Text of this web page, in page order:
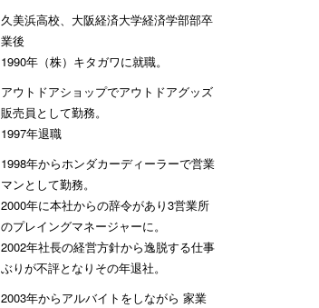
久美浜高校、大阪経済大学経済学部部卒
業後
1990年（株）キタガワに就職。
アウトドアショップでアウトドアグッズ
販売員として勤務。
1997年退職
1998年からホンダカーディーラーで営業
マンとして勤務。
2000年に本社からの辞令があり3営業所
のプレイングマネージャーに。
2002年社長の経営方針から逸脱する仕事
ぶりが不評となりその年退社。
2003年からアルバイトをしながら 家業